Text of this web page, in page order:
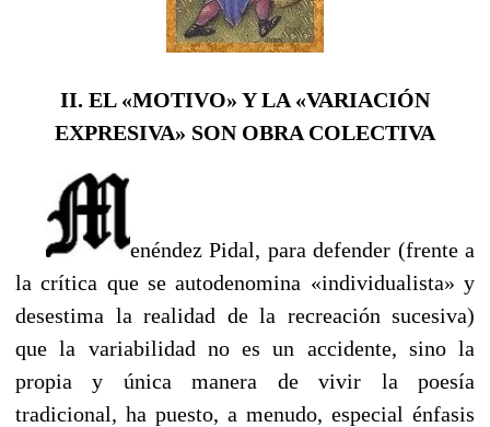
II. EL «MOTIVO» Y LA «VARIACIÓN
EXPRESIVA» SON OBRA COLECTIVA
enéndez Pidal, para defender (frente a
la crítica que se autodenomina «individualista» y
desestima la realidad de la recreación sucesiva)
que la variabilidad no es un accidente, sino la
propia y única manera de vivir la poesía
tradicional, ha puesto, a menudo, especial énfasis